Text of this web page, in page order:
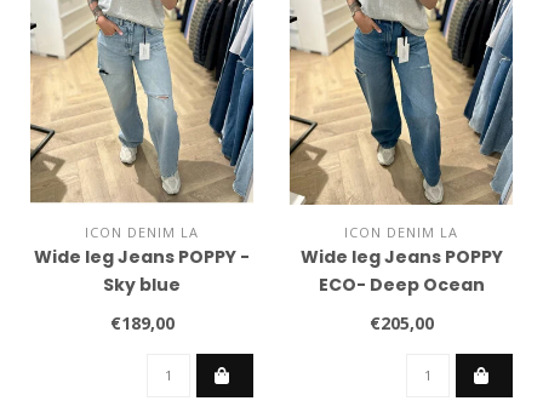
ICON DENIM LA
Wide leg Jeans POPPY -
Sky blue
€189,00
ICON DENIM LA
Wide leg Jeans POPPY
ECO- Deep Ocean
€205,00